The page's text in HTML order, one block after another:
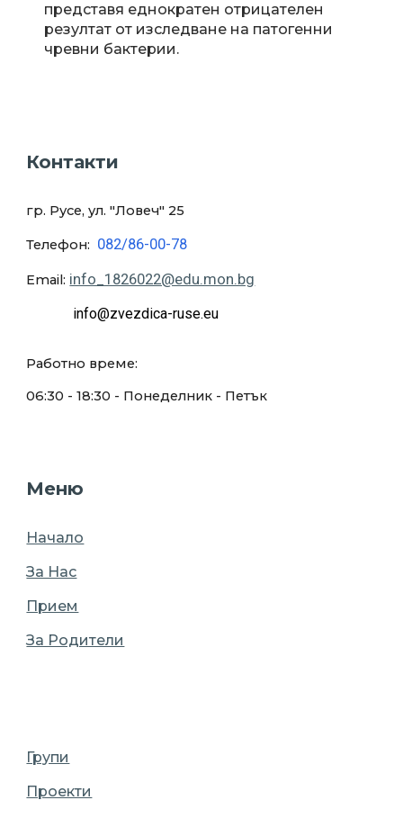
представя еднократен отрицателен
резултат от изследване на патогенни
чревни бактерии.
Контакти
гр. Русе, ул. "Ловеч" 25
Телефон: 082/86-00-78
Email: info_1826022@edu.mon.bg
info@zvezdica-ruse.eu
Работно време:
06:30 - 18:30 - Понеделник - Петък
Меню
Начало
За Нас
Прием
За Родители
Групи
Проекти